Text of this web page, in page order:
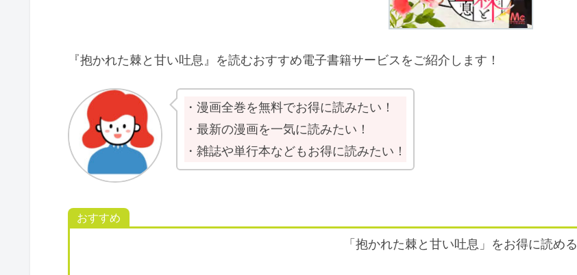
『抱かれた棘と甘い吐息』を読むおすすめ電子書籍サービスをご紹介します！
・漫画全巻を無料でお得に読みたい！
・最新の漫画を一気に読みたい！
・雑誌や単行本などもお得に読みたい！
おすすめ
「抱かれた棘と甘い吐息」をお得に読める